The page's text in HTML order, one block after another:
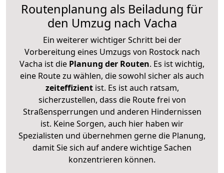
Routenplanung als Beiladung für
den Umzug nach Vacha
Ein weiterer wichtiger Schritt bei der
Vorbereitung eines Umzugs von Rostock nach
Vacha ist die Planung der Routen. Es ist wichtig,
eine Route zu wählen, die sowohl sicher als auch
zeiteffizientist. Es ist auch ratsam,
sicherzustellen, dass die Route frei von
Straßensperrungen und anderen Hindernissen
ist. Keine Sorgen, auch hier haben wir
Spezialisten und übernehmen gerne die Planung,
damit Sie sich auf andere wichtige Sachen
konzentrieren können.